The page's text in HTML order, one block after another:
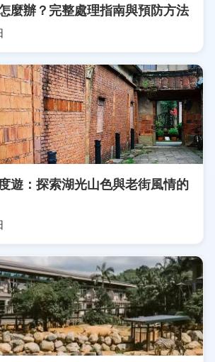
麼辦？完整處理指南與預防方法
遊：探索湖光山色與老街風情的